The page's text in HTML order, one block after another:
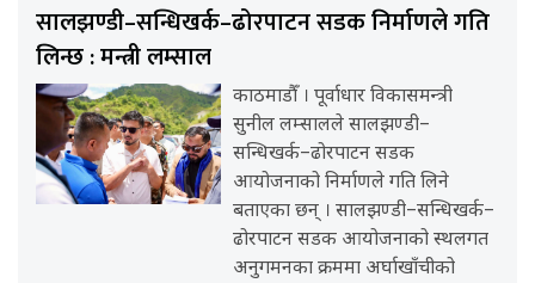
सालझण्डी–सन्धिखर्क–ढोरपाटन सडक निर्माणले गति
लिन्छ : मन्त्री लम्साल
काठमाडौँ । पूर्वाधार विकासमन्त्री
सुनील लम्सालले सालझण्डी–
सन्धिखर्क–ढोरपाटन सडक
आयोजनाको निर्माणले गति लिने
बताएका छन् । सालझण्डी–सन्धिखर्क–
ढोरपाटन सडक आयोजनाको स्थलगत
अनुगमनका क्रममा अर्घाखाँचीको